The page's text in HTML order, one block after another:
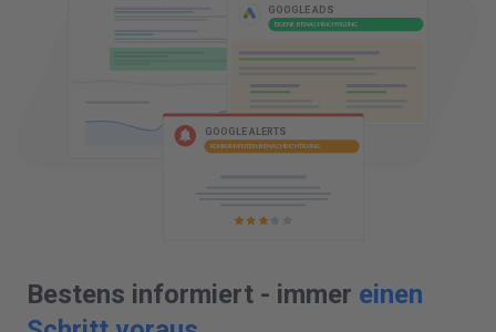
Bestens informiert - immer einen
KONKURRENTEN-BENACHRICHTIGUNG